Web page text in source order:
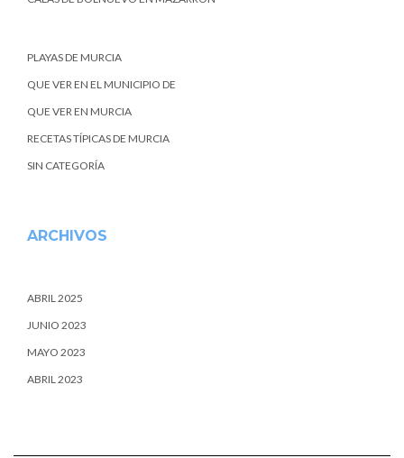
PLAYAS DE MURCIA
QUE VER EN EL MUNICIPIO DE
QUE VER EN MURCIA
RECETAS TÍPICAS DE MURCIA
SIN CATEGORÍA
ARCHIVOS
ABRIL 2025
JUNIO 2023
MAYO 2023
ABRIL 2023